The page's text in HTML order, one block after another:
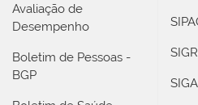
Avaliação de
Desempenho
Boletim de Pessoas -
BGP